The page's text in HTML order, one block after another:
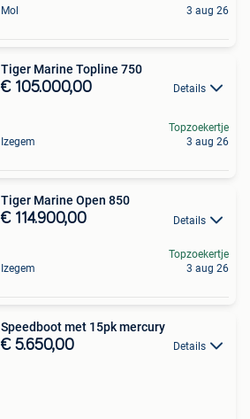
Mol 3 aug 26
Tiger Marine Topline 750
€ 105.000,00 Details
Izegem
Topzoekertje
3 aug 26
Tiger Marine Open 850
€ 114.900,00 Details
Izegem
Topzoekertje
3 aug 26
Speedboot met 15pk mercury
€ 5.650,00 Details